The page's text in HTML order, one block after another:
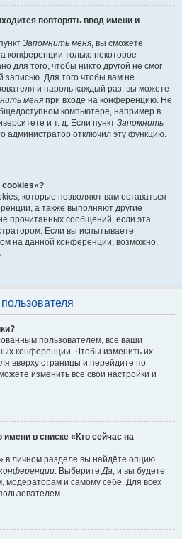
повторять ввод имени и
Запомнить меня, вы сможете
конференции только некоторое
для того, чтобы никто другой не смог
записью. Для того чтобы вам не
и пароль каждый раз, вы можете
меня при входе на конференцию. Не
компьютере, например в
и т. д. Если пункт Запомнить
администратор отключил эту функцию.
cookies»?
которые позволяют вам оставаться
а также выполняют другие
прочитанных сообщений, если эта
Если вы испытываете
на данной конференции, возможно,
пользователем, все ваши
конференции. Чтобы изменить их,
вверху страницы и перейдите по
изменить все свои настройки и
имени в списке «Кто сейчас на
в личном разделе вы найдёте опцию
. ВыберитеДа, и вы будете
модераторам и самому себе. Для всех